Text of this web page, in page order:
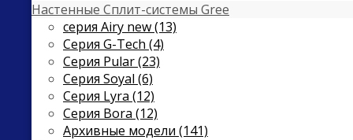
Настенные Сплит-системы Gree
серия Airy new (13)
Серия G-Tech (4)
Серия Pular (23)
Cерия Soyal (6)
Серия Lyra (12)
Серия Bora (12)
Архивные модели (141)